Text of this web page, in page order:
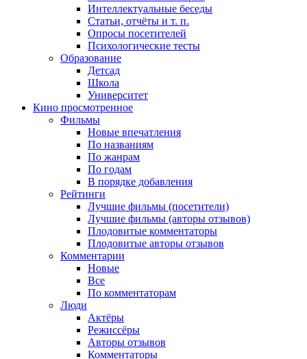
Интеллектуальные беседы
Статьи, отчёты и т. п.
Опросы посетителей
Психологические тесты
Образование
Детсад
Школа
Университет
Кино просмотренное
Фильмы
Новые впечатления
По названиям
По жанрам
По годам
В порядке добавления
Рейтинги
Лучшие фильмы (посетители)
Лучшие фильмы (авторы отзывов)
Плодовитые комментаторы
Плодовитые авторы отзывов
Комментарии
Новые
Все
По комментаторам
Люди
Актёры
Режиссёры
Авторы отзывов
Комментаторы